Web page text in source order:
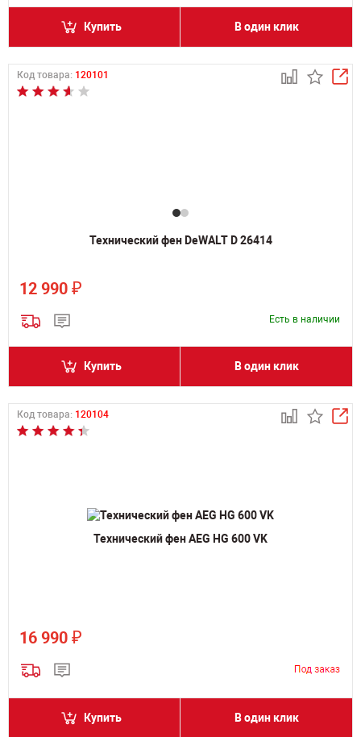
Купить В один клик
Код товара: 120101
Технический фен DeWALT D 26414
12 990 ₽
Есть в наличии
Купить В один клик
Код товара: 120104
Технический фен AEG HG 600 VK
16 990 ₽
Купить В один клик